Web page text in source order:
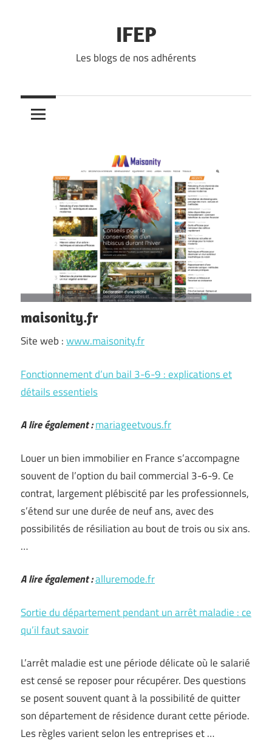
IFEP
Les blogs de nos adhérents
maisonity.fr
Site web :www.maisonity.fr
Fonctionnement d’un bail 3-6-9 : explications et
détails essentiels
A lire également :mariageetvous.fr
Louer un bien immobilier en France s’accompagne
souvent de l’option du bail commercial 3-6-9. Ce
contrat, largement plébiscité par les professionnels,
s’étend sur une durée de neuf ans, avec des
possibilités de résiliation au bout de trois ou six ans.
…
A lire également :alluremode.fr
Sortie du département pendant un arrêt maladie : ce
qu’il faut savoir
L’arrêt maladie est une période délicate où le salarié
est censé se reposer pour récupérer. Des questions
se posent souvent quant à la possibilité de quitter
son département de résidence durant cette période.
Les règles varient selon les entreprises et …